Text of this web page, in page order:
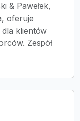
& Pawełek,
oferuje
klientów
Zespół